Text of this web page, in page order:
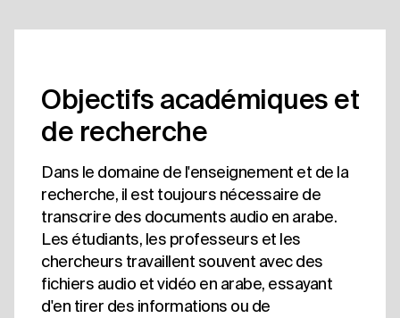
Objectifs académiques et
de recherche
Dans le domaine de l'enseignement et de la
recherche, il est toujours nécessaire de
transcrire des documents audio en arabe.
Les étudiants, les professeurs et les
chercheurs travaillent souvent avec des
fichiers audio et vidéo en arabe, essayant
d'en tirer des informations ou de